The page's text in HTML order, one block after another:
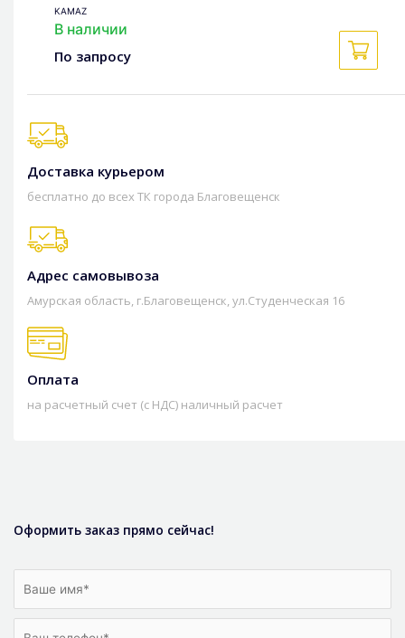
KAMAZ
В наличии
По запросу
Доставка курьером
бесплатно до всех ТК города Благовещенск
Адрес самовывоза
Амурская область, г.Благовещенск, ул.Студенческая 16
Оплата
на расчетный счет (с НДС) наличный расчет
Оформить заказ прямо сейчас!